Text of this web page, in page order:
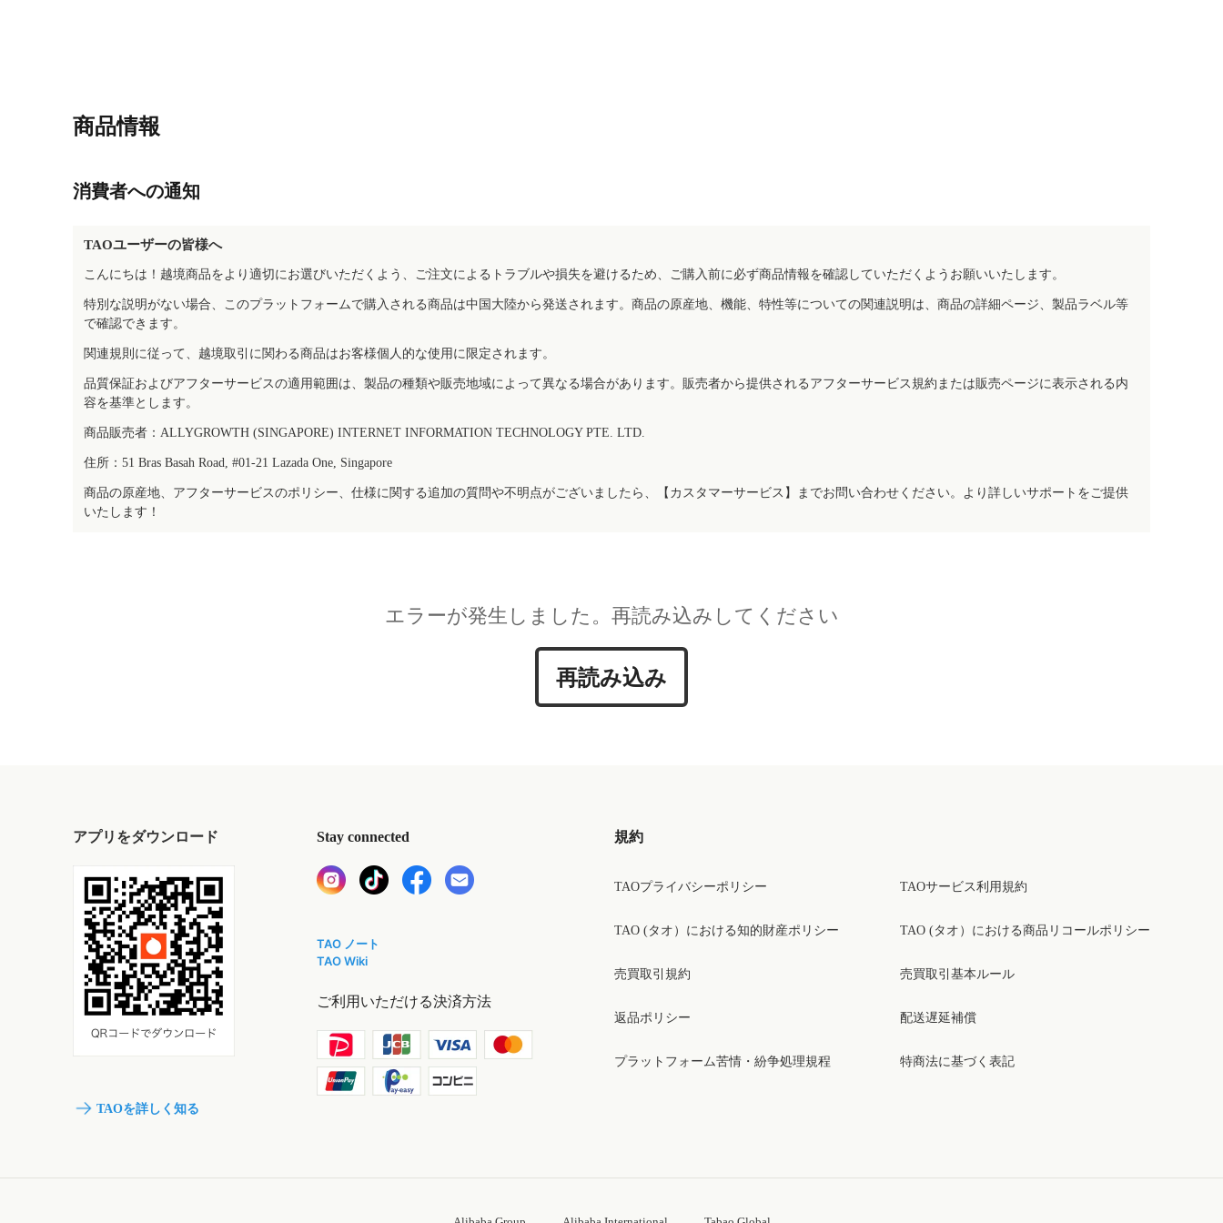
商品情報
消費者への通知
TAOユーザーの皆様へ
こんにちは！越境商品をより適切にお選びいただくよう、ご注文によるトラブルや損失を避けるため、ご購入前に必ず商品情報を確認していただくようお願いいたします。
特別な説明がない場合、このプラットフォームで購入される商品は中国大陸から発送されます。商品の原産地、機能、特性等についての関連説明は、商品の詳細ページ、製品ラベル等
で確認できます。
関連規則に従って、越境取引に関わる商品はお客様個人的な使用に限定されます。
品質保証およびアフターサービスの適用範囲は、製品の種類や販売地域によって異なる場合があります。販売者から提供されるアフターサービス規約または販売ページに表示される内
容を基準とします。
商品販売者：ALLYGROWTH (SINGAPORE) INTERNET INFORMATION TECHNOLOGY PTE. LTD.
住所：51 Bras Basah Road, #01-21 Lazada One, Singapore
商品の原産地、アフターサービスのポリシー、仕様に関する追加の質問や不明点がございましたら、【カスタマーサービス】までお問い合わせください。より詳しいサポートをご提供
いたします！
エラーが発生しました。再読み込みしてください
再読み込み
アプリをダウンロード
TAOを詳しく知る
Stay connected
TAO ノート
TAO Wiki
ご利用いただける決済方法
規約
TAOプライバシーポリシー
TAO (タオ）における知的財産ポリシー
売買取引規約
返品ポリシー
プラットフォーム苦情・紛争処理規程
TAOサービス利用規約
TAO (タオ）における商品リコールポリシー
売買取引基本ルール
配送遅延補償
特商法に基づく表記